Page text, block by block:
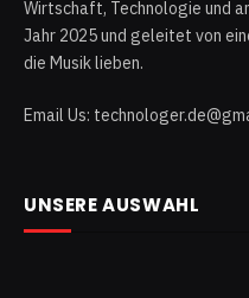
Wirtschaft, Technologie und
Jahr 2025 und geleitet von
die Musik lieben.
Email Us:
UNSERE AUSWAHL